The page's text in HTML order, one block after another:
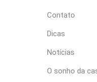
Contato
Dicas
Notícias
O sonho da